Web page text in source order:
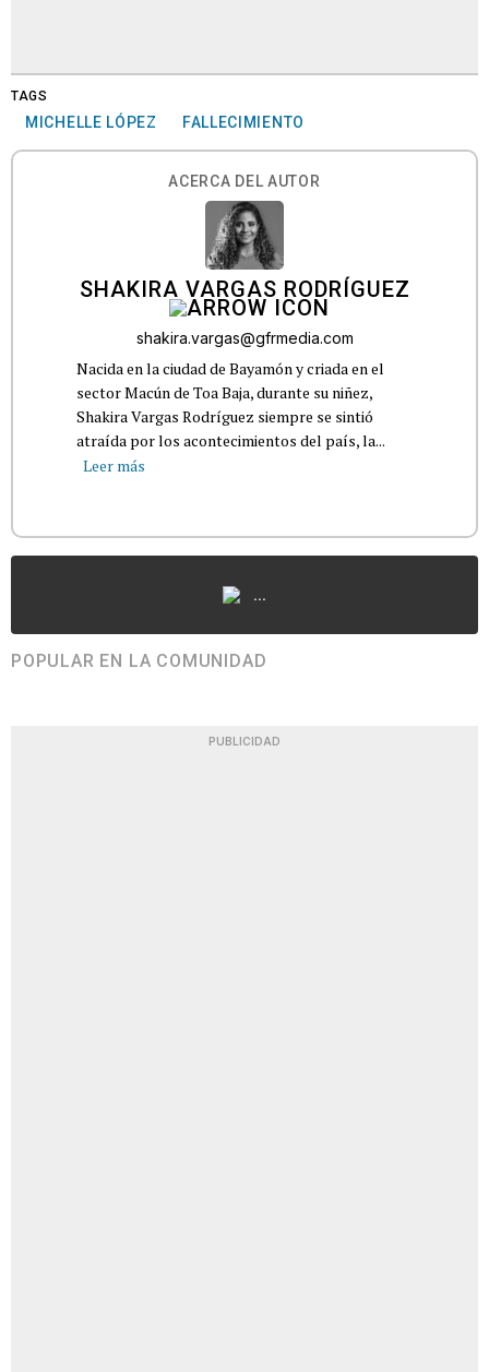
TAGS
MICHELLE LÓPEZ FALLECIMIENTO
ACERCA DEL AUTOR
SHAKIRA VARGAS RODRÍGUEZ
shakira.vargas@gfrmedia.com
Nacida en la ciudad de Bayamón y criada en el
sector Macún de Toa Baja, durante su niñez,
Shakira Vargas Rodríguez siempre se sintió
atraída por los acontecimientos del país, la...
Leer más
...
POPULAR EN LA COMUNIDAD
PUBLICIDAD